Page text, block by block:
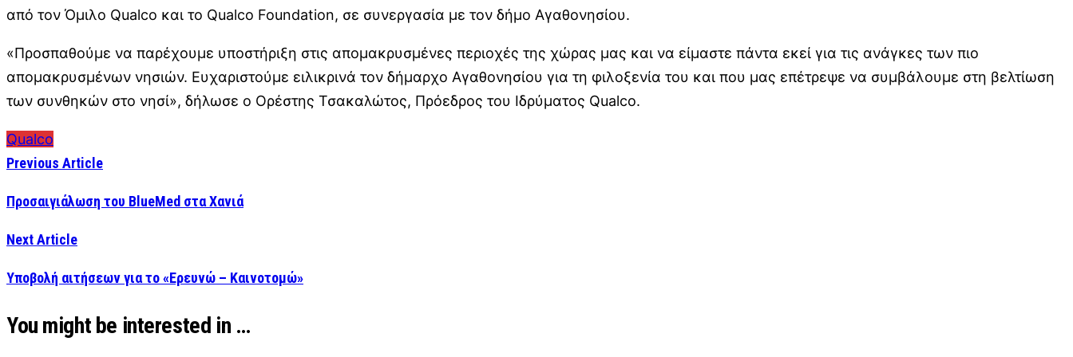
από τον Όμιλο Qualco και το Qualco Foundation, σε συνεργασία με τον δήμο Αγαθονησίου.
«Προσπαθούμε να παρέχουμε υποστήριξη στις απομακρυσμένες περιοχές της χώρας μας και να είμαστε πάντα εκεί για τις ανάγκες των πιο
απομακρυσμένων νησιών. Ευχαριστούμε ειλικρινά τον δήμαρχο Αγαθονησίου για τη φιλοξενία του και που μας επέτρεψε να συμβάλουμε στη βελτίωση
των συνθηκών στο νησί», δήλωσε ο Ορέστης Τσακαλώτος, Πρόεδρος του Ιδρύματος Qualco.
Qualco
Previous Article
Προσαιγιάλωση του BlueMed στα Χανιά
Next Article
Υποβολή αιτήσεων για το «Ερευνώ – Καινοτομώ»
You might be interested in …